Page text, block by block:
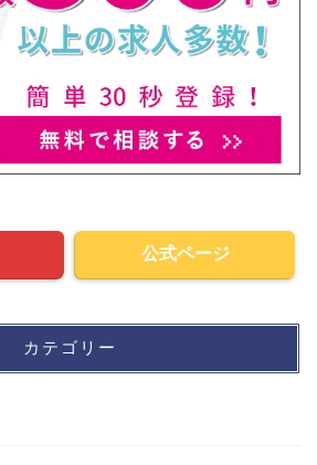
公式ページ
カテゴリー